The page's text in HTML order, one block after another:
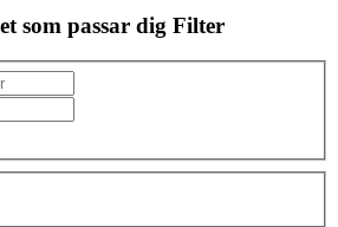
som passar dig Filter